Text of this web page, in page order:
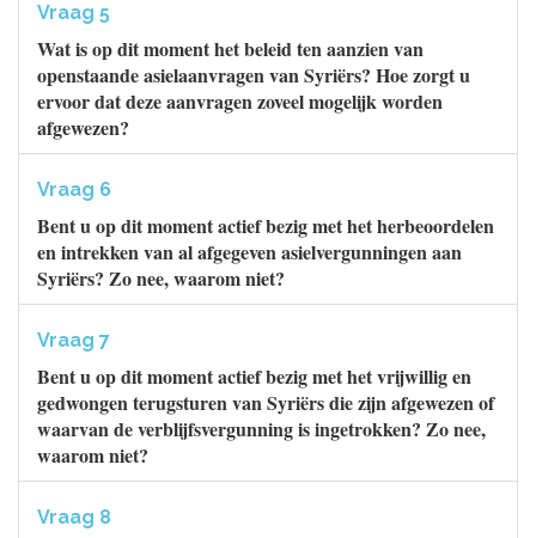
Vraag 5
Wat is op dit moment het beleid ten aanzien van
openstaande asielaanvragen van Syriërs? Hoe zorgt u
ervoor dat deze aanvragen zoveel mogelijk worden
afgewezen?
Vraag 6
Bent u op dit moment actief bezig met het herbeoordelen
en intrekken van al afgegeven asielvergunningen aan
Syriërs? Zo nee, waarom niet?
Vraag 7
Bent u op dit moment actief bezig met het vrijwillig en
gedwongen terugsturen van Syriërs die zijn afgewezen of
waarvan de verblijfsvergunning is ingetrokken? Zo nee,
waarom niet?
Vraag 8